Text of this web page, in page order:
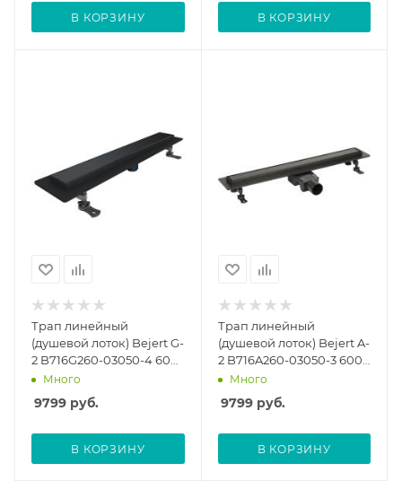
(перевертыш), черный
В КОРЗИНУ
(перевертыш), черный
В КОРЗИНУ
Трап линейный
(душевой лоток) Bejert G-
2 B716G260-03050-4 600
мм с вертикальным
выходом D50 мм, с
решеткой под плитку
Много
9799 руб.
В КОРЗИНУ
Трап линейный
(душевой лоток) Bejert A-
2 B716A260-03050-3 600
мм с горизонтальным
выходом D50 мм, с
решеткой под плитку
Много
9799руб.
В КОРЗИНУ